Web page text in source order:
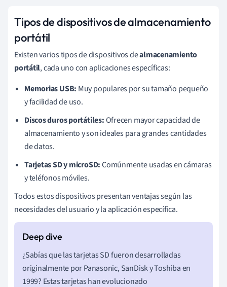
Tipos de dispositivos de almacenamiento
portátil
Existen varios tipos de dispositivos dealmacenamiento
portátil, cada uno con aplicaciones específicas:
Memorias USB: Muy populares por su tamaño pequeño
y facilidad de uso.
Discos duros portátiles:Ofrecen mayor capacidad de
almacenamiento y son ideales para grandes cantidades
de datos.
Tarjetas SD y microSD:Comúnmente usadas en cámaras
y teléfonos móviles.
Todos estos dispositivos presentan ventajas según las
necesidades del usuario y la aplicación específica.
¿Sabías que las tarjetas SD fueron desarrolladas
originalmente por Panasonic, SanDisk y Toshiba en
1999? Estas tarjetas han evolucionado